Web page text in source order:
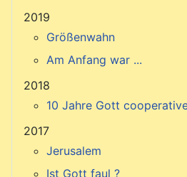
2019
Größenwahn
Am Anfang war ...
2018
10 Jahre Gott
2017
Jerusalem
Ist Gott faul ?